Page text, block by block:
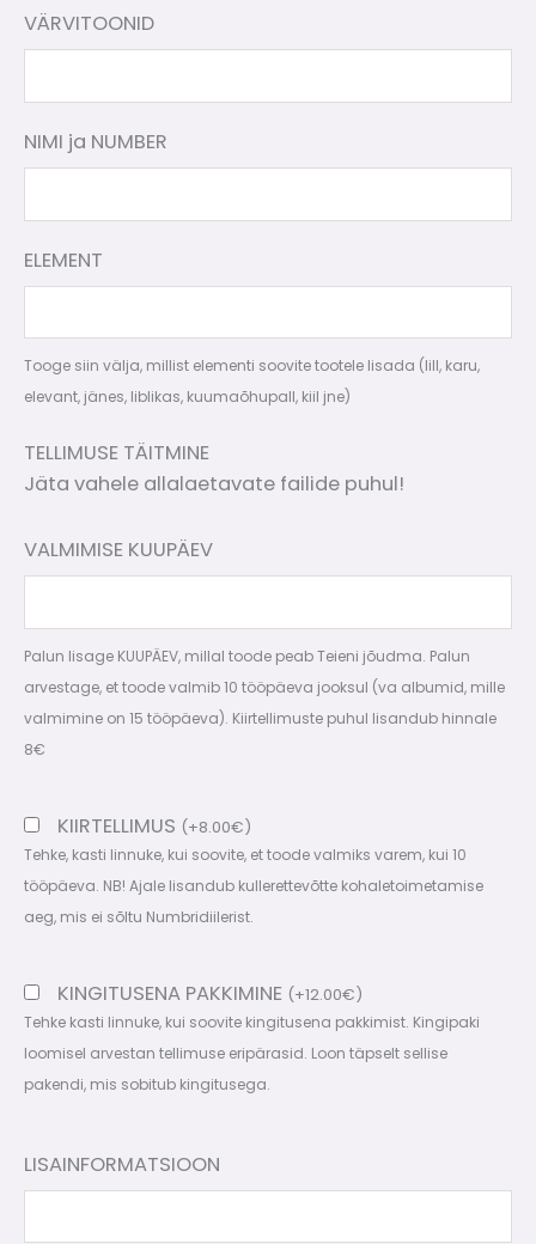
VÄRVITOONID
NIMI ja NUMBER
ELEMENT
Tooge siin välja, millist elementi soovite tootele lisada (lill, karu,
elevant, jänes, liblikas, kuumaõhupall, kiil jne)
TELLIMUSE TÄITMINE
Jäta vahele allalaetavate failide puhul!
VALMIMISE KUUPÄEV
Palun lisage KUUPÄEV, millal toode peab Teieni jõudma. Palun
arvestage, et toode valmib 10 tööpäeva jooksul (va albumid, mille
valmimine on 15 tööpäeva). Kiirtellimuste puhul lisandub hinnale
8€
KIIRTELLIMUS (+8.00€)
Tehke, kasti linnuke, kui soovite, et toode valmiks varem, kui 10
tööpäeva. NB! Ajale lisandub kullerettevõtte kohaletoimetamise
aeg, mis ei sõltu Numbridiilerist.
KINGITUSENA PAKKIMINE (+12.00€)
Tehke kasti linnuke, kui soovite kingitusena pakkimist. Kingipaki
loomisel arvestan tellimuse eripärasid. Loon täpselt sellise
pakendi, mis sobitub kingitusega.
LISAINFORMATSIOON